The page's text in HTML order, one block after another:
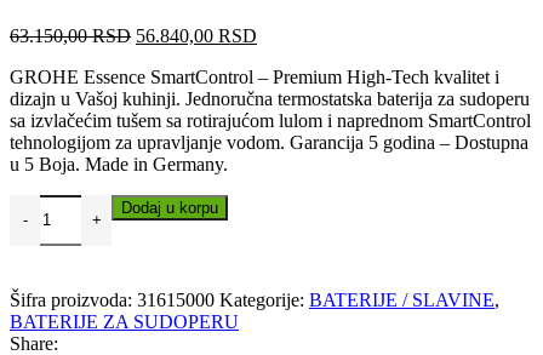
63.150,00RSD Originalna
je
bila:
63.150,00 RSD.
56.840,00 RSD
je:
56.840,00 RSD.
GROHE Essence SmartControl – Premium High-Tech kvalitet i
dizajn u Vašoj kuhinji. Jednoručna termostatska baterija za sudoperu
sa izvlačećim tušem sa rotirajućom lulom i naprednom SmartControl
tehnologijom za upravljanje vodom. Garancija 5 godina – Dostupna
u 5 Boja. Made in Germany.
Dodaj u korpu
Šifra proizvoda: 31615000 Kategorije: BATERIJE / SLAVINE,
BATERIJE ZA SUDOPERU
Share: